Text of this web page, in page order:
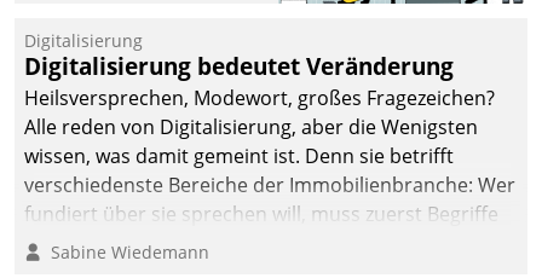
Jahresbeginn eine
Überblick, Einsicht und
Eingriff bietende Lösung.
Zur Entwicklung setzte
man auf
Cloudtechnologie,
bewährte und Startup-
agile Projektmethoden.
Digitalisierung
Digitalisierung bedeutet Veränderung
Heilsversprechen, Modewort, großes Fragezeichen?
Alle reden von Digitalisierung, aber die Wenigsten
wissen, was damit gemeint ist. Denn sie betrifft
verschiedenste Bereiche der Immobilienbranche: Wer
fundiert über sie sprechen will, muss zuerst Begriffe
klären. Ein Aspekt ist die betriebliche Optimierung:
Sabine Wiedemann